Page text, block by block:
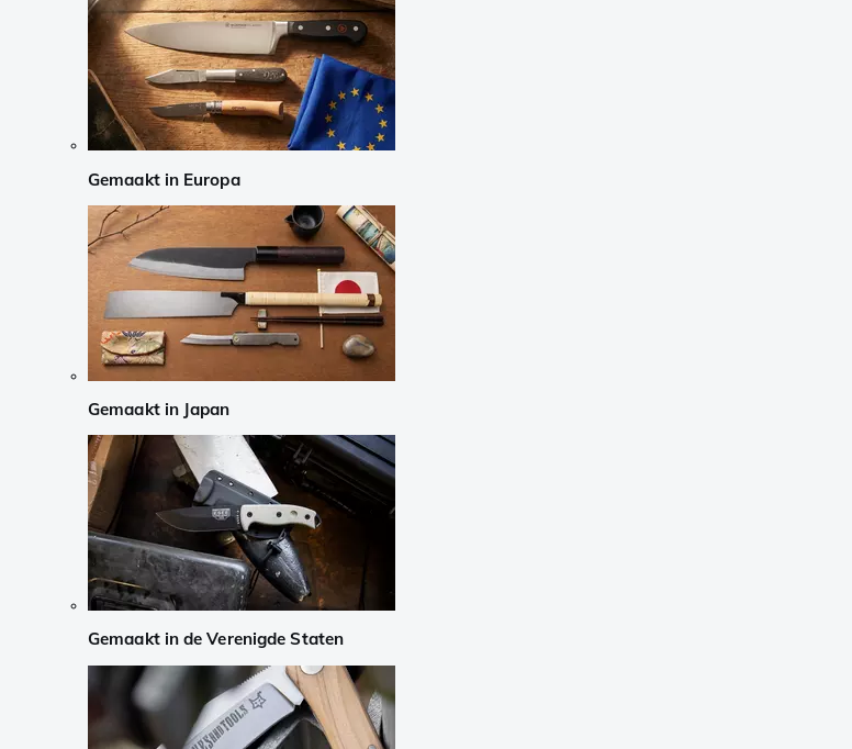
Gemaakt in Europa
Gemaakt in Japan
Gemaakt in de Verenigde Staten